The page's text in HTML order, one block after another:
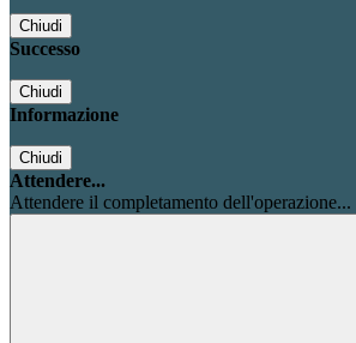
Chiudi
Successo
Chiudi
Informazione
Chiudi
Attendere...
Attendere il completamento dell'operazione...